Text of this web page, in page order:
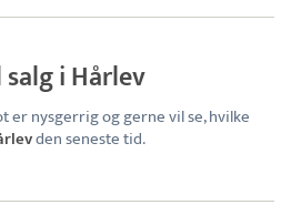
i Hårlev
er nysgerrig og gerne vil se, hvilke
den seneste tid.